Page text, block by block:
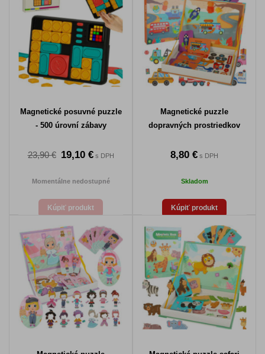
Magnetické posuvné puzzle
- 500 úrovní zábavy
23,90 € 19,10 €s DPH
Momentálne nedostupné
Kúpiť produkt
Magnetické puzzle
dopravných prostriedkov
8,80 € s DPH
Skladom
Kúpiť produkt